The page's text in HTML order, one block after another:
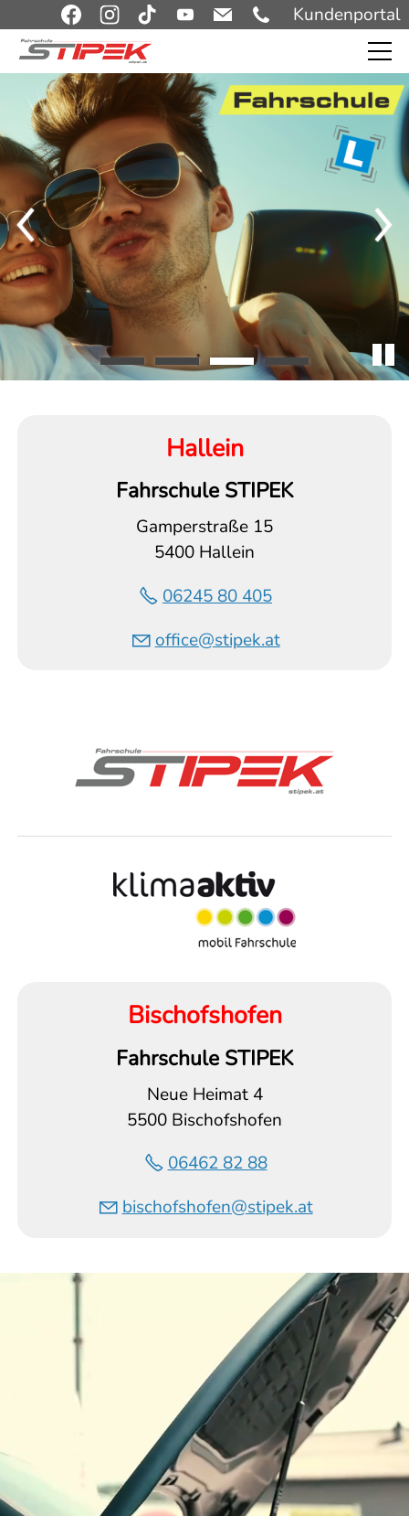
Kundenportal
Hallein
Fahrschule STIPEK
Gamperstraße 15
5400 Hallein
06245 80 405
office@stipek.at
Bischofshofen
Fahrschule STIPEK
Neue Heimat 4
5500 Bischofshofen
06462 82 88
bischofshofen@stipek.at